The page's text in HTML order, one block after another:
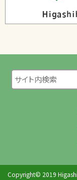
Copyright© 2019